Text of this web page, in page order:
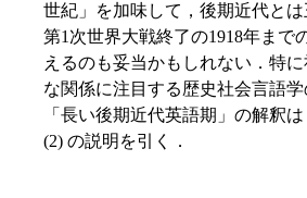
世紀」を加味して，後期近代と
第1次世界大戦終了の1918年まで
えるのも妥当かもしれない．特
な関係に注目する歴史社会言語
「長い後期近代英語期」の解釈
(2) の説明を引く．